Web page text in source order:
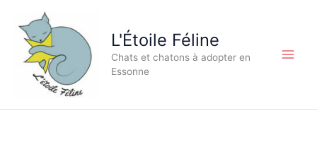
contenu
L'Étoile Féline
Chats et chatons à adopter en
Essonne